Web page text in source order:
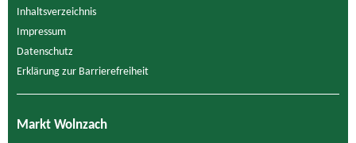
Inhaltsverzeichnis
Impressum
Datenschutz
Erklärung zur Barrierefreiheit
Markt Wolnzach